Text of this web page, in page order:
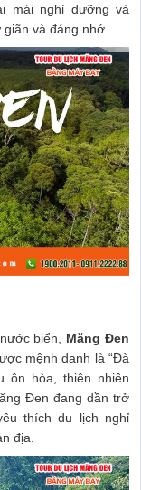
mái nghỉ dưỡng và
và đáng nhớ.
biển, Măng Đen
mệnh danh là “Đà
ôn hòa, thiên nhiên
Đen đang dần trở
thích du lịch nghỉ
địa.